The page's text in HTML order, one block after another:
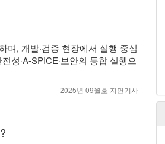
며, 개발·검증 현장에서 실행 중심
성·A-SPICE·보안의 통합 실행으
2025년 09월호 지면기사